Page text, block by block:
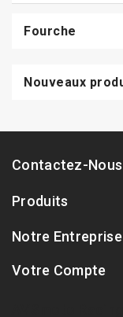
Fourche
Nouveaux
Contactez-Nous
Produits
Notre Entreprise
Votre Compte